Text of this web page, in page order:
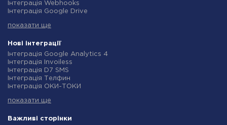
Інтеграція Webhooks
Інтеграція Google Drive
Інтеграція Gmail
Інтеграція Rozetka
Інтеграція OpenAI (ChatGPT)
Інтеграція Binotel
Інтеграція Prom
Інтеграція Приват24
Інтеграція OLX
Інтеграція SendPulse
Інтеграція Stream Telecom
показати ще
Нові інтеграції
Інтеграція Google Analytics 4
Інтеграція Invoiless
Інтеграція D7 SMS
Інтеграція Телфин
Інтеграція ОКИ-ТОКИ
Інтеграція Microsoft Dynamics 365
Інтеграція TxtSync
показати ще
Важливі сторінки